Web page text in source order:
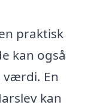
praktisk
kan også
En
kan